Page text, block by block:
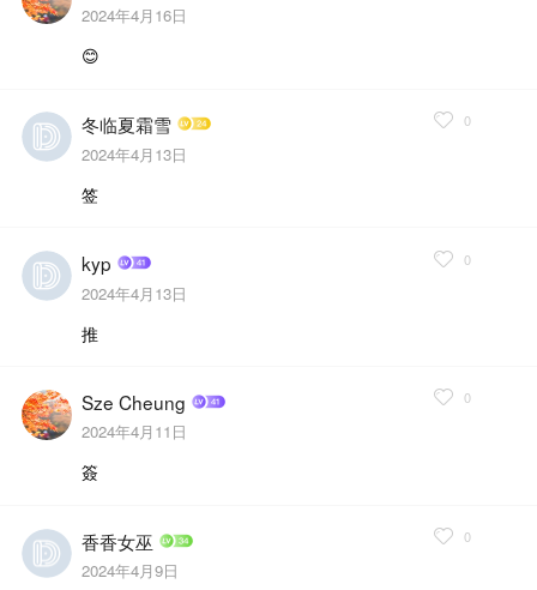
2024年4月16日
😊
冬临夏霜雪
2024年4月13日
0
签
kyp
2024年4月13日
0
推
Sze Cheung
2024年4月11日
0
簽
香香女巫
2024年4月9日
0